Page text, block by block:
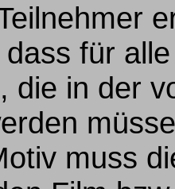
für
die in der
muss